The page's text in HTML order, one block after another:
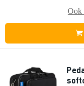
Ook